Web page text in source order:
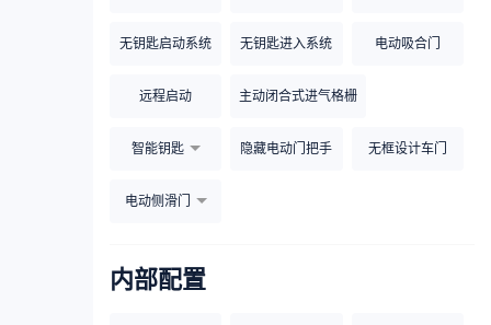
无钥匙启动系统 无钥匙进入系统 电动吸合门
远程启动 主动闭合式进气格栅
智能钥匙 隐藏电动门把手 无框设计车门
电动侧滑门
内部配置